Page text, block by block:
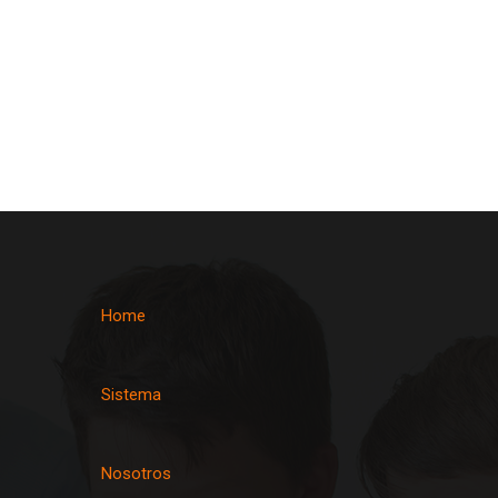
Home
Sistema
Nosotros